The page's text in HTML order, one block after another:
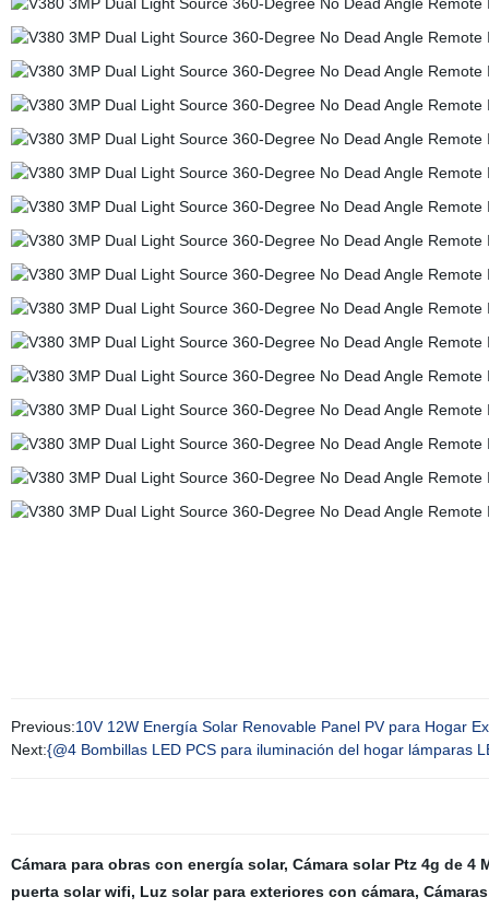
Previous:10V 12W Energía Solar Renovable Panel PV para Hogar
Next:{@4 Bombillas LED PCS para iluminación del hogar lámparas
Cámara para obras con energía solar, Cámara solar Ptz 4g de 4
puerta solar wifi, Luz solar para exteriores con cámara,